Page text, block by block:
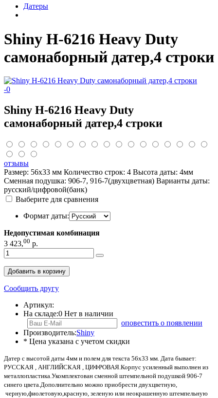
Датеры
Shiny Н-6216 Heavy Duty
самонаборный датер,4 строки
-0
Shiny Н-6216 Heavy Duty
самонаборный датер,4 строки
отзывы
Размер: 56х33 мм Количество строк: 4 Высота даты: 4мм
Сменная подушка: 906-7, 916-7(двухцветная) Варианты даты:
русский/цифровой(банк)
Выберите для сравнения
Формат даты:
Недопустимая комбинация
3 423,00 р.
Добавить в корзину
Сообщить другу
Артикул:
На складе:0 Нет в наличии
оповестить о появлении
Производитель:Shiny
* Цена указана с учетом скидки
Датер с высотой даты 4мм и полем для текста 56х33 мм. Дата бывает:
РУССКАЯ , АНГЛИЙСКАЯ , ЦИФРОВАЯ.Корпус усиленный выполнен из
металлопластика.Укомплектован сменной штемпельной подушкой 906-7
синего цвета.Дополнительно можно приобрести двухцветную,
черную,фиолетовую,красную, зеленую или неокрашенную штемпельную